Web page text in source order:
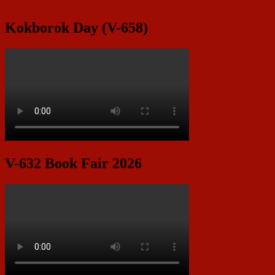
Kokborok Day (V-658)
V-632 Book Fair 2026